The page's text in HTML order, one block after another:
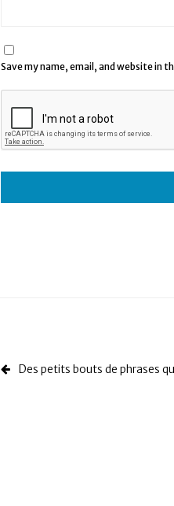
Save my name, email, and website in
Des petits bouts de phrases